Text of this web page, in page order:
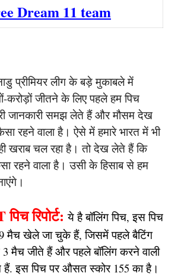
Dream 11 team
प्रीमियर लीग के बड़े मुकाबले में
करोड़ों जीतने के लिए पहले हम पिच
जानकारी समझ लेते हैं और मौसम देख
रहने वाला है। ऐसे में हमारे भारत में भी
खराब चल रहा है। तो देख लेते हैं कि
रहने वाला है। उसी के हिसाब से हम
रिपोर्ट: ये है बॉलिंग पिच, इस पिच
खेले जा चुके हैं, जिसमें पहले बैटिंग
3 मैच जीते हैं और पहले बॉलिंग करने वाली
हैं. इस पिच पर औसत स्कोर 155 का है।